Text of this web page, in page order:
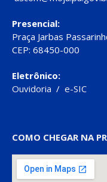
Presencial:
Praça Jarbas
CEP: 68450-000
Eletrônico:
Ouvidoria / e-SIC
COMO CHEGAR NA